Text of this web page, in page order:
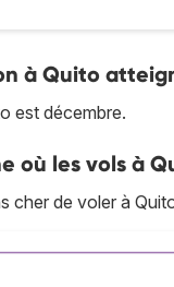
à Quito
est décembre.
où les vols à
cher de voler à